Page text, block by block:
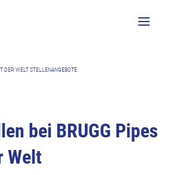
DER WELT STELLENANGEBOTE
bei BRUGG Pipes
Welt